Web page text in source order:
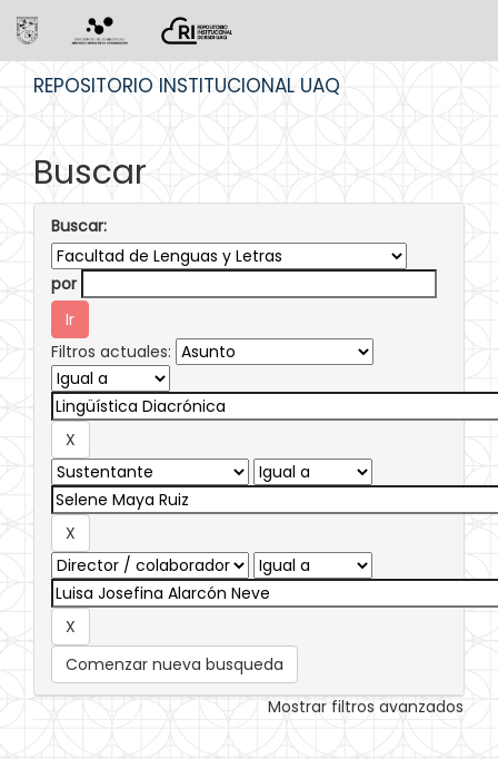
REPOSITORIO INSTITUCIONAL UAQ
Buscar
Buscar:
por
Filtros actuales:
Comenzar nueva busqueda
Mostrar filtros avanzados